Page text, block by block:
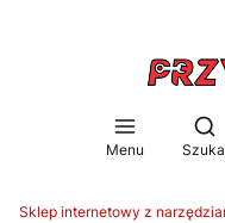
Menu
Sklep internetowy z